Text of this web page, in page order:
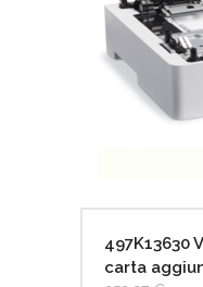
497K13630
carta